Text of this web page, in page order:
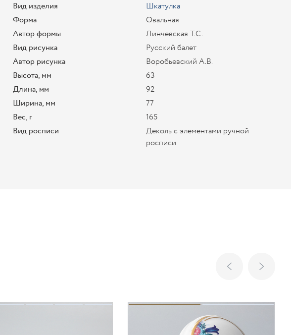
Вид изделия
Шкатулка
Форма
Овальная
Автор формы
Линчевская Т.С.
Вид рисунка
Русский балет
Автор рисунка
Воробьевский А.В.
Высота, мм
63
Длина, мм
92
Ширина, мм
77
Вес, г
165
Вид росписи
Деколь с элементами ручной
росписи